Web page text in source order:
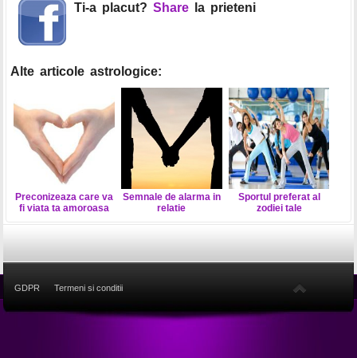
Ti-a placut? Share la prieteni
Alte articole astrologice:
Preconizeaza care va
fi viata ta amoroasa
Semnale de alarma in
relatie
Sportul preferat al
zodiei tale
GDPR Termeni si conditii